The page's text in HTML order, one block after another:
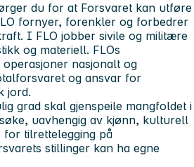
du for at Forsvaret kan utføre
fornyer, forenkler og forbedrer
I FLO jobber sivile og militære
og materiell. FLOs
nasjonalt og
og ansvar for
jord.
grad skal gjenspeile mangfoldet i
uavhengig av kjønn, kulturell
tilrettelegging på
stillinger kan ha egne